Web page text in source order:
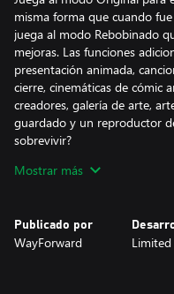
misma forma que cuando
juega al modo Rebobinado
mejoras. Las funciones
presentación animada,
cierre, cinemáticas de cómic
creadores, galería de arte,
guardado y un reproductor
sobrevivir?
oficialmente y sale por
- Elige entre el modo original
incorporaciones a la
Mostrar más
Publicado por
WayForward Limited